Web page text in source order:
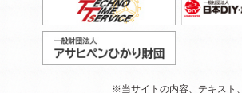
※当サイトの内容、テキスト、